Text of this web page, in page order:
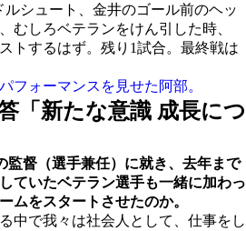
シュート、金井のゴール前のヘッ
むしろベテランをけん引した時、
トするはず。残り1試合。最終戦は
フォーマンスを見せた阿部。
「新たな意識 成長につ
督（選手兼任）に就き、去年まで
ていたベテラン選手も一緒に加わっ
ムをスタートさせたのか。
中で我々は社会人として、仕事をし